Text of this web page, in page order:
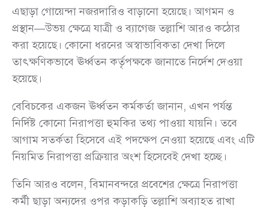
এছাড়া গোয়েন্দা নজরদারিও বাড়ানো হয়েছে। আগমন ও
প্রস্থান—উভয় ক্ষেত্রে যাত্রী ও ব্যাগেজ তল্লাশি আরও কঠোর
করা হয়েছে। কোনো ধরনের অস্বাভাবিকতা দেখা দিলে
তাৎক্ষণিকভাবে ঊর্ধ্বতন কর্তৃপক্ষকে জানাতে নির্দেশ দেওয়া
হয়েছে।
বেবিচকের একজন ঊর্ধ্বতন কর্মকর্তা জানান, এখন পর্যন্ত
নির্দিষ্ট কোনো নিরাপত্তা হুমকির তথ্য পাওয়া যায়নি। তবে
আগাম সতর্কতা হিসেবে এই পদক্ষেপ নেওয়া হয়েছে এবং এটি
নিয়মিত নিরাপত্তা প্রক্রিয়ার অংশ হিসেবেই দেখা হচ্ছে।
তিনি আরও বলেন, বিমানবন্দরে প্রবেশের ক্ষেত্রে নিরাপত্তা
কর্মী ছাড়া অন্যদের ওপর কড়াকড়ি তল্লাশি অব্যাহত রাখা